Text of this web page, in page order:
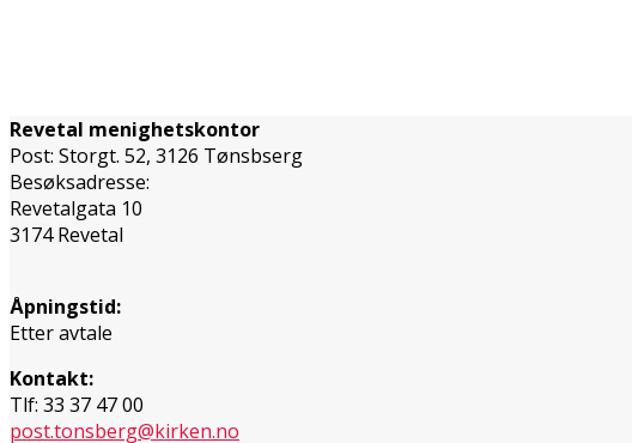
Revetal menighetskontor
Post: Storgt. 52, 3126 Tønsbserg
Besøksadresse:
Revetalgata 10
3174 Revetal
Åpningstid:
Etter avtale
Kontakt:
Tlf: 33 37 47 00
post.tonsberg@kirken.no